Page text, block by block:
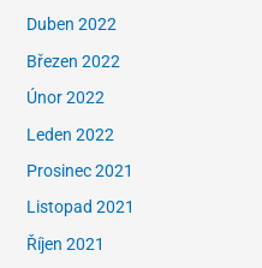
Duben 2022
Březen 2022
Únor 2022
Leden 2022
Prosinec 2021
Listopad 2021
Říjen 2021